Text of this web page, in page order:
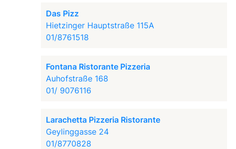
Das Pizz
Hietzinger Hauptstraße 115A
01/8761518
Fontana Ristorante Pizzeria
Auhofstraße 168
01/ 9076116
Larachetta Pizzeria Ristorante
Geylinggasse 24
01/8770828